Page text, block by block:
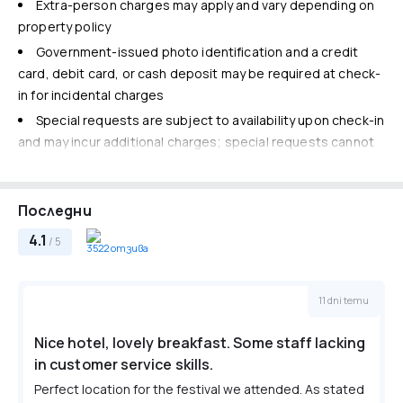
Elevator
Parking (limited spaces)
Free self parking
Интернет
Free wired internet
Free WiFi
Extra-person charges may apply and vary depending on
property policy
Government-issued photo identification and a credit
card, debit card, or cash deposit may be required at check-
in for incidental charges
Special requests are subject to availability upon check-in
and may incur additional charges; special requests cannot
accepted
Safety features at this property include a carbon
monoxide detector, a fire extinguisher, a smoke detector, a
Front desk staff will greet guests on arrival at the property.
using automated translation tools.
Такси по избор
Pet fee: GBP 7.50 per pet, per night
Последни
4.1 / 5 3522 отзива
11 dni temu
Nice hotel, lovely breakfast. Some staff lacking
in customer service skills.
Perfect location for the festival we attended. As stated